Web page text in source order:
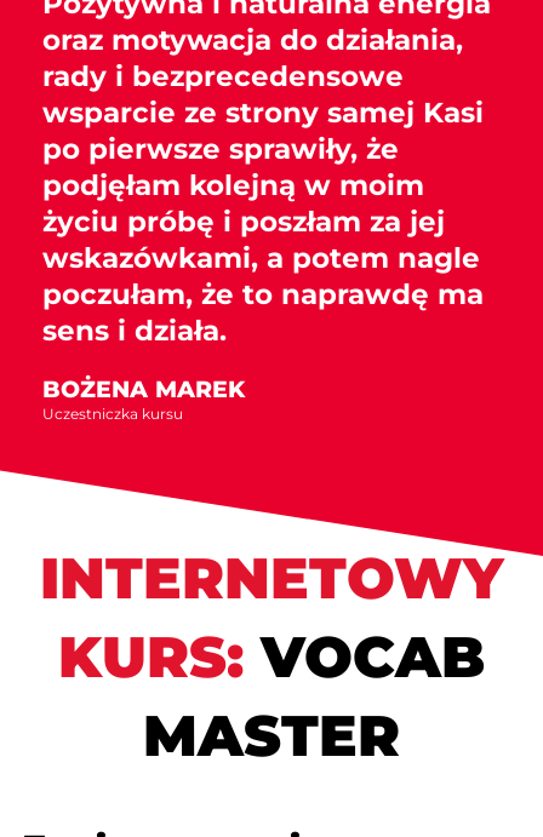
oraz motywacja do działania,
rady i bezprecedensowe
wsparcie ze strony samej Kasi
po pierwsze sprawiły, że
podjęłam kolejną w moim
życiu próbę i poszłam za jej
wskazówkami, a potem nagle
poczułam, że to naprawdę ma
sens i działa.
BOŻENA MAREK
Uczestniczka kursu
INTERNETOWY
KURS: VOCAB
MASTER